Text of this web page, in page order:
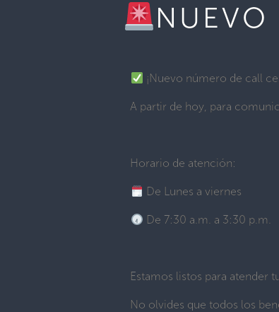
¡Nuevo número de call
A partir de hoy, para
Horario de atención:
De Lunes a viernes
De 7:30 a.m. a 3:30 p.m.
Estamos listos para atender
No olvides que todos los